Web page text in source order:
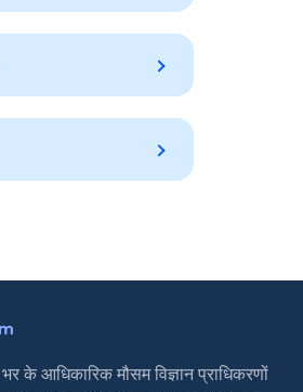
के आधिकारिक मौसम विज्ञान प्राधिकरणों